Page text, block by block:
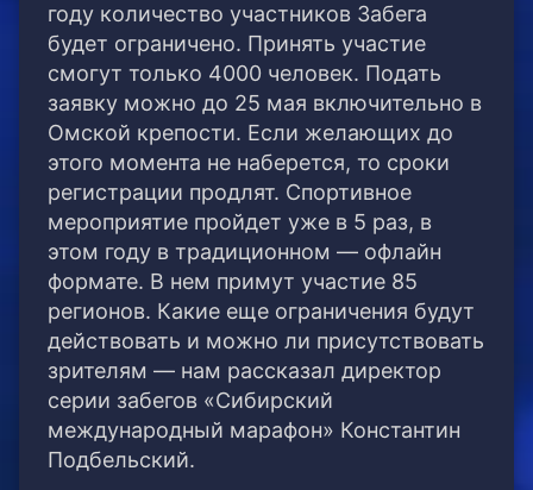
году количество участников Забега
будет ограничено. Принять участие
смогут только 4000 человек. Подать
заявку можно до 25 мая включительно в
Омской крепости. Если желающих до
этого момента не наберется, то сроки
регистрации продлят. Спортивное
мероприятие пройдет уже в 5 раз, в
этом году в традиционном — офлайн
формате. В нем примут участие 85
регионов. Какие еще ограничения будут
действовать и можно ли присутствовать
зрителям — нам рассказал директор
серии забегов «Сибирский
международный марафон» Константин
Подбельский.